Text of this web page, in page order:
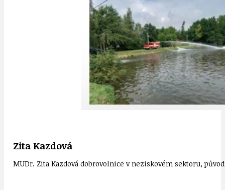
Zita Kazdová
MUDr. Zita Kazdová dobrovolnice v neziskovém sektoru,